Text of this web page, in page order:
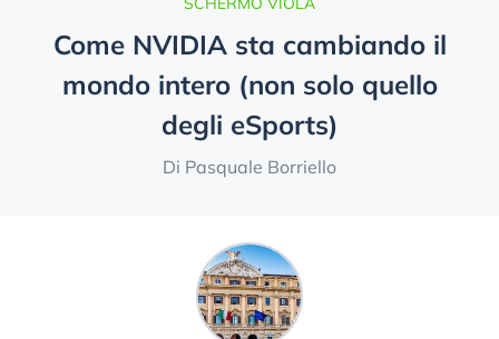
Come NVIDIA sta cambiando il
mondo intero (non solo quello
degli eSports)
Di Pasquale Borriello